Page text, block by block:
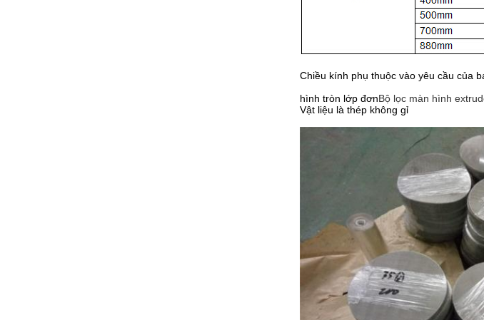
Chiều kính phụ thuộc vào yêu cầu của
hình tròn lớp đơnBộ lọc màn hình
Vật liệu là thép không gỉ